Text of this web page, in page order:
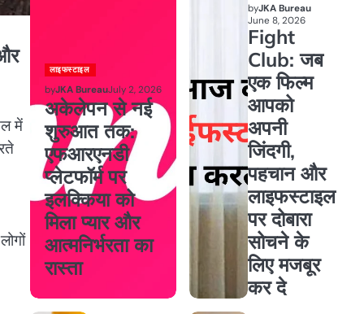
में
लाइफस्टाइल
byJKA BureauJuly 2, 2026
अकेलेपन से नई
शुरुआत तक:
एफआरएनडी
प्लेटफॉर्म पर
इलक्किया को
मिला प्यार और
आत्मनिर्भरता का
रास्ता
byJKA Bureau
June 8, 2026
Fight
Club: जब
एक फिल्म
आपको
अपनी
जिंदगी,
पहचान और
लाइफस्टाइल
पर दोबारा
सोचने के
लिए मजबूर
कर दे